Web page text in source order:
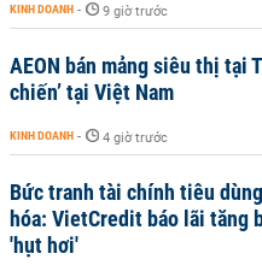
KINH DOANH - 9 giờ trước
AEON bán mảng siêu thị tại
chiến’ tại Việt Nam
KINH DOANH - 4 giờ trước
Bức tranh tài chính tiêu
hóa: VietCredit báo lãi tăng
'hụt hơi'